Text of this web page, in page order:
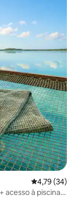
4,79 de uma
4,79 (34)
acesso à piscina